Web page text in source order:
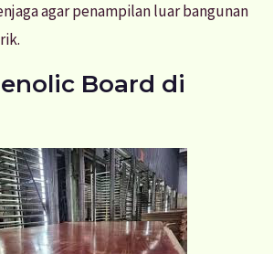
agar penampilan luar bangunan
Board di